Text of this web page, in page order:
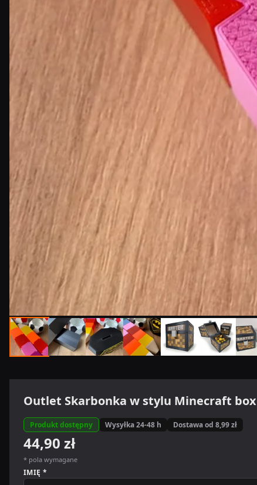
Outlet Skarbonka w stylu Minecraft box
Produkt dostępny Wysyłka 24-48 h Dostawa od 8,99 zł
44,90 zł
* pola wymagane
IMIĘ *